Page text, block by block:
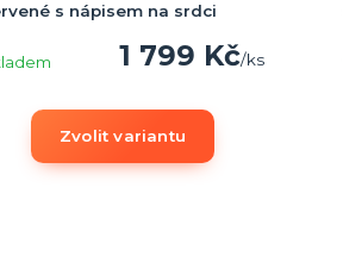
s nápisem na srdci
1 799 Kč/ks
Zvolit variantu